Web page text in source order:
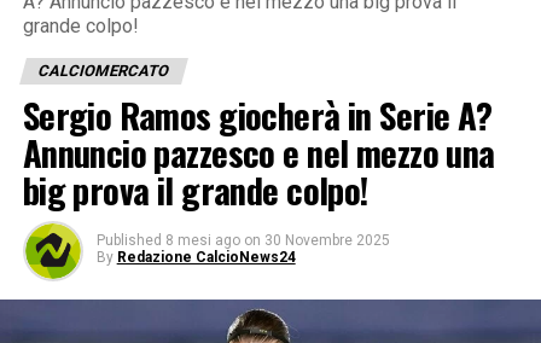
grande colpo!
CALCIOMERCATO
Sergio Ramos giocherà in Serie A?
Annuncio pazzesco e nel mezzo una
big prova il grande colpo!
Published 8 mesi ago on 30 Novembre 2025
By Redazione CalcioNews24